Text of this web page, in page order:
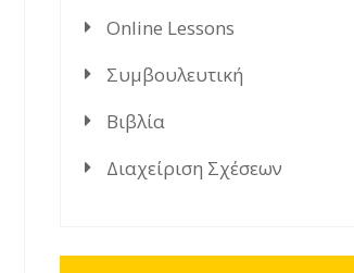
Online Lessons
Συμβουλευτική
Βιβλία
Διαχείριση Σχέσεων